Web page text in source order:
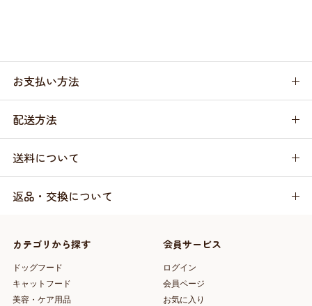
お支払い方法
配送方法
送料について
返品・交換について
カテゴリから探す
ドッグフード
キャットフード
美容・ケア用品
会員サービス
ログイン
会員ページ
お気に入り